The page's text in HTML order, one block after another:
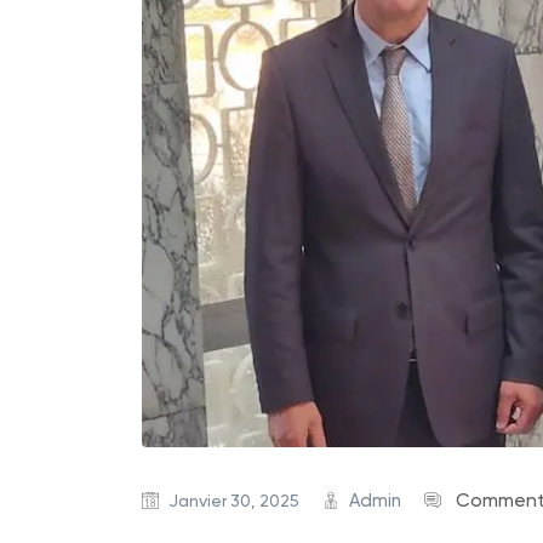
Janvier 30, 2025 Admin